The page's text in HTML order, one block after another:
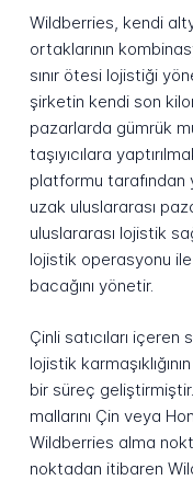
Wildberries, kendi
ortaklarının
sınır ötesi lojistiği
şirketin kendi son
pazarlarda gümrük
taşıyıcılara
platformu tarafından
uzak uluslararası
uluslararası lojistik
lojistik operasyonu
bacağını yönetir.
Çinli satıcıları
lojistik
bir süreç geliştirmiştir.
mallarını Çin veya
Wildberries alma
noktadan itibaren